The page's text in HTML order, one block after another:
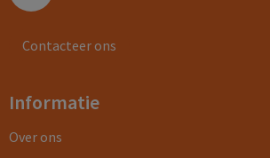
Contacteer ons
Informatie
Over ons